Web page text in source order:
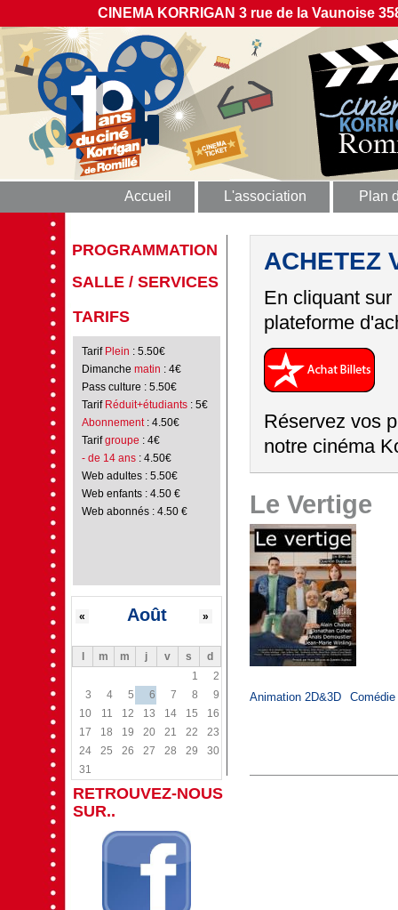
CINEMA KORRIGAN 3 rue de la Vaunoise
Accueil L'association Plan
PROGRAMMATION
SALLE / SERVICES
TARIFS
Tarif Plein : 5.50€
Dimanche matin : 4€
Pass culture : 5.50€
Tarif Réduit+étudiants : 5€
Abonnement: 4.50€
Tarifgroupe : 4€
- de 14 ans: 4.50€
Web adultes : 5.50€
Web enfants : 4.50 €
Web abonnés : 4.50 €
Août
« »
m m j v s
d
1
2
3
4 5 6 7 8
9
10
11 12 13 14 15
16
17
18 19 20 21 22
23
24
25 26 27 28 29
30
31
RETROUVEZ-NOUS
SUR..
ACHETEZ
En cliquant
plateforme
Réservez vos
notre cinéma
Le Vertige
Animation 2D&3D Comédie